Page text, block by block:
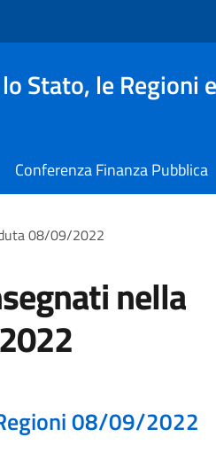
Stato, le Regioni
Conferenza Finanza Pubblica
08/09/2022
nella
08/09/2022